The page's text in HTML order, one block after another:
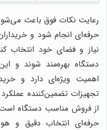
رعایت نکات فوق باعث
حرفه‌ای انجام شود و
نیاز و فضای خود انتخاب
دستگاه بهره‌مند شوند و
اهمیت ویژه‌ای دارد و
تجهیزات تضمین‌کننده
از فروش مناسب دستگاه است
حرفه‌ای انتخاب دقیق و